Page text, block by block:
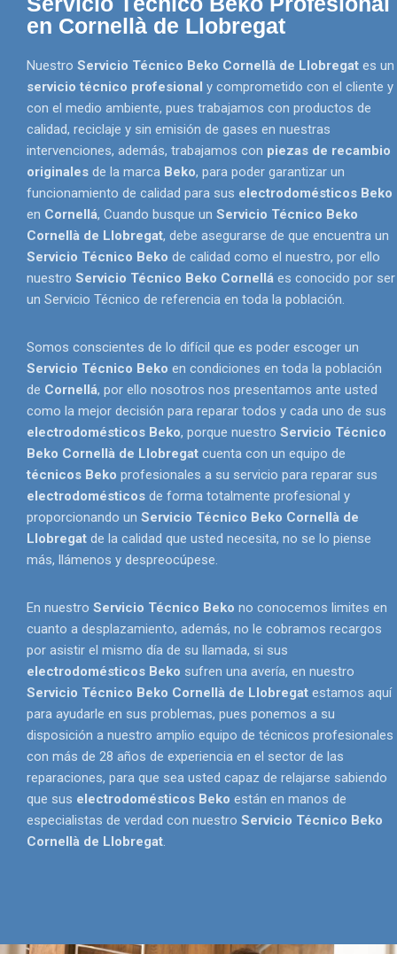
en Cornellà de Llobregat
Nuestro Servicio Técnico Beko Cornellà de Llobregat es un
servicio técnico profesional y comprometido con el cliente y
con el medio ambiente, pues trabajamos con productos de
calidad, reciclaje y sin emisión de gases en nuestras
intervenciones, además, trabajamos con piezas de recambio
originales de la marca Beko, para poder garantizar un
funcionamiento de calidad para sus electrodomésticos Beko
en Cornellá, Cuando busque un Servicio Técnico Beko
Cornellà de Llobregat, debe asegurarse de que encuentra un
Servicio Técnico Beko de calidad como el nuestro, por ello
nuestro Servicio Técnico Beko Cornellá es conocido por ser
un Servicio Técnico de referencia en toda la población.
Somos conscientes de lo difícil que es poder escoger un
Servicio Técnico Beko en condiciones en toda la población
de Cornellá, por ello nosotros nos presentamos ante usted
como la mejor decisión para reparar todos y cada uno de sus
electrodomésticos Beko, porque nuestro Servicio Técnico
Beko Cornellà de Llobregat cuenta con un equipo de
técnicos Beko profesionales a su servicio para reparar sus
electrodomésticos de forma totalmente profesional y
proporcionando un Servicio Técnico Beko Cornellà de
Llobregat de la calidad que usted necesita, no se lo piense
más, llámenos y despreocúpese.
En nuestro Servicio Técnico Beko no conocemos limites en
cuanto a desplazamiento, además, no le cobramos recargos
por asistir el mismo día de su llamada, si sus
electrodomésticos Beko sufren una avería, en nuestro
Servicio Técnico Beko Cornellà de Llobregat estamos aquí
para ayudarle en sus problemas, pues ponemos a su
disposición a nuestro amplio equipo de técnicos profesionales
con más de 28 años de experiencia en el sector de las
reparaciones, para que sea usted capaz de relajarse sabiendo
que sus electrodomésticos Beko están en manos de
especialistas de verdad con nuestro Servicio Técnico Beko
Cornellà de Llobregat.